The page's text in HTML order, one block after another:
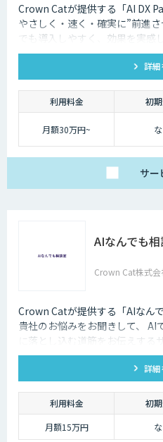
Crown Catが提供する「AI DX
やさしく・速く・確実に”前進
でも導入しやすく、効果を実感
るDX支援サービスです。 AI
で培ったノウハウをベースに、
的なDX”を設計・実装・運用ま
たちは、コンサル×開発×AIの
うどいいDX』を実現します。
詳細
利用料金 初
月額30万円~
サー
AIなんでも
Crown Cat株式会
Crown Catが提供する「AIなん
貴社のお悩みをお聞きして、 AI
に落とし込む道筋をお伝えする
最新の事例はもちろん、自社に
詳細
利用料金 初
月額15万円